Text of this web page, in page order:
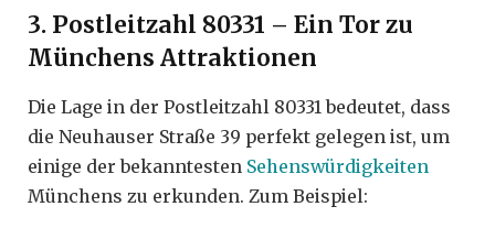
3. Postleitzahl 80331 – Ein Tor zu
Münchens Attraktionen
Die Lage in der Postleitzahl 80331 bedeutet, dass
die Neuhauser Straße 39 perfekt gelegen ist, um
einige der bekanntesten Sehenswürdigkeiten
Münchens zu erkunden. Zum Beispiel: